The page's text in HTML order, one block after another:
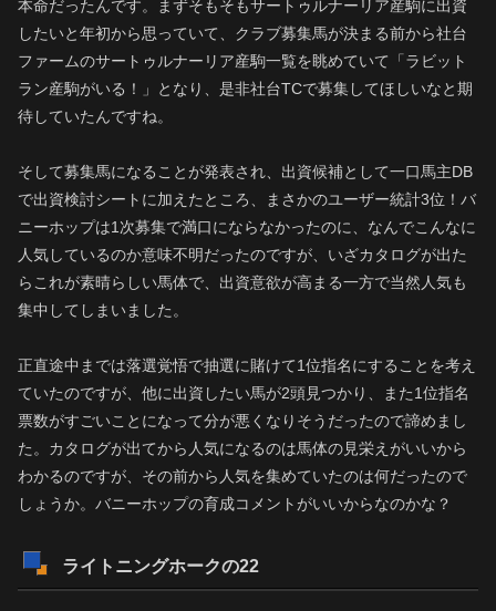
本命だったんです。まずそもそもサートゥルナーリア産駒に出資
したいと年初から思っていて、クラブ募集馬が決まる前から社台
ファームのサートゥルナーリア産駒一覧を眺めていて「ラビット
ラン産駒がいる！」となり、是非社台TCで募集してほしいなと期
待していたんですね。
そして募集馬になることが発表され、出資候補として一口馬主DB
で出資検討シートに加えたところ、まさかのユーザー統計3位！バ
ニーホップは1次募集で満口にならなかったのに、なんでこんなに
人気しているのか意味不明だったのですが、いざカタログが出た
らこれが素晴らしい馬体で、出資意欲が高まる一方で当然人気も
集中してしまいました。
正直途中までは落選覚悟で抽選に賭けて1位指名にすることを考え
ていたのですが、他に出資したい馬が2頭見つかり、また1位指名
票数がすごいことになって分が悪くなりそうだったので諦めまし
た。カタログが出てから人気になるのは馬体の見栄えがいいから
わかるのですが、その前から人気を集めていたのは何だったので
しょうか。バニーホップの育成コメントがいいからなのかな？
ライトニングホークの22